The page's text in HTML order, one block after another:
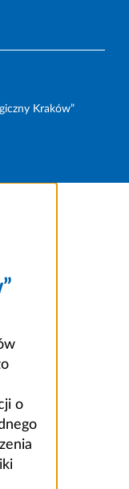
Kraków”
o